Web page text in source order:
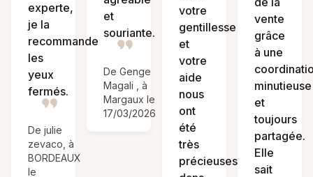
experte,
je la
recommande
les
yeux
fermés.
De julie
zevaco, à
BORDEAUX
le
et
souriante.
De Genge
Magali , à
Margaux le
17/03/2026
votre
gentillesse
et
votre
aide
nous
ont
été
très
précieuses
vente
grâce
à une
minutieuse
et
toujours
partagée.
Elle
sait